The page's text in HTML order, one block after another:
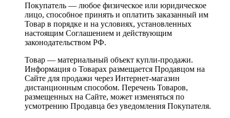
Покупатель — любое физическое или юридическое
лицо, способное принять и оплатить заказанный им
Товар в порядке и на условиях, установленных
настоящим Соглашением и действующим
законодательством РФ.
Товар — материальный объект купли-продажи.
Информация о Товарах размещается Продавцом на
Сайте для продажи через Интернет-магазин
дистанционным способом. Перечень Товаров,
размещенных на Сайте, может изменяться по
усмотрению Продавца без уведомления Покупателя.